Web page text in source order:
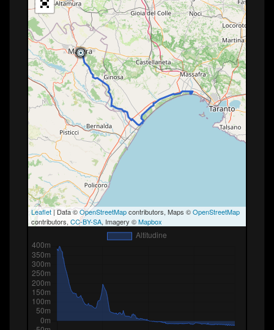
Leaflet | Data ©OpenStreetMapcontributors, Maps ©OpenStreetMap
contributors, CC-BY-SA, Imagery ©Mapbox